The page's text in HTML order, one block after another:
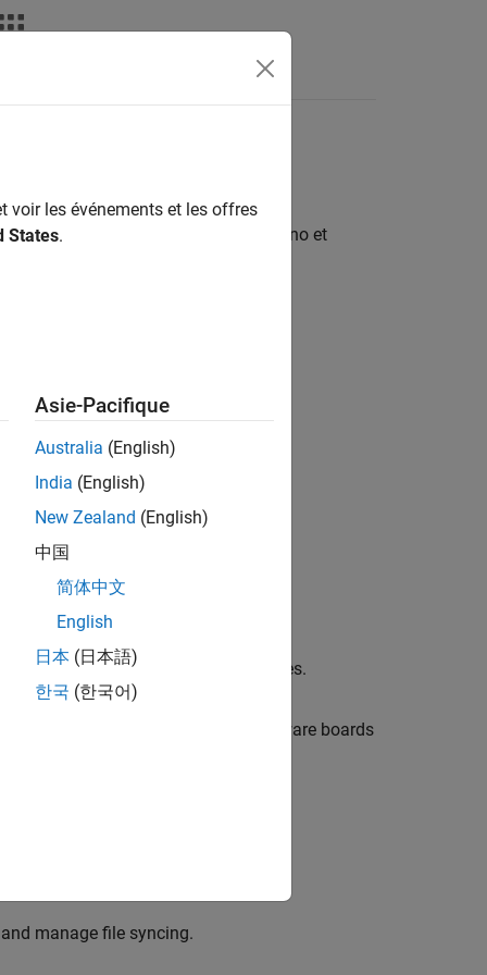
et Simulink Online
, configurer votre carte Arduino et
using Arduino Hardware Setup pages.
WROVER Arduino-compatible hardware boards
manage file syncing.
voir les événements et les offres
States.
Asie-Pacifique
Australia (English)
India (English)
New Zealand (English)
中国
简体中文
English
日本 (日本語)
한국 (한국어)